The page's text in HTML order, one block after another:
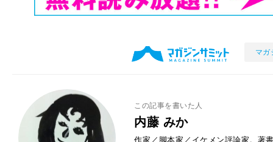
マガ
この記事を書いた人
内藤 みか
作家／脚本家／イケメン評論家。著